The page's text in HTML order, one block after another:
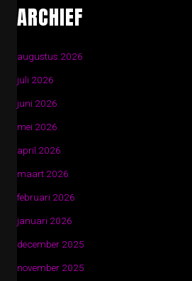
ARCHIEF
augustus 2026
juli 2026
juni 2026
mei 2026
april 2026
maart 2026
februari 2026
januari 2026
december 2025
november 2025